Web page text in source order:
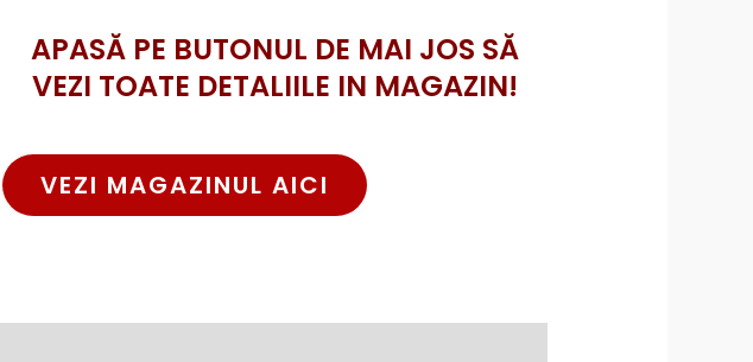
APASĂ PE BUTONUL DE MAI JOS SĂ
VEZI TOATE DETALIILE IN MAGAZIN!
VEZI MAGAZINUL AICI